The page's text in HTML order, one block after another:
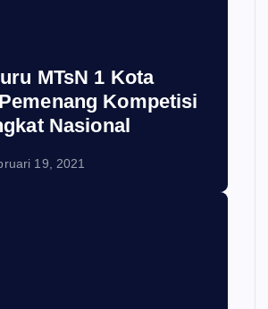
MTsN 1 Kota
Kompetisi
Nasional
19, 2021